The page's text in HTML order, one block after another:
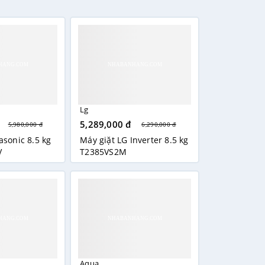
nhiều quần áo hơn trong một mẻ giặt hoặc
5,980,000 đ
8.5 kg
Lg
5,289,000 đ 6,290,000 đ
Máy giặt LG Inverter 8.5 kg
T2385VS2M